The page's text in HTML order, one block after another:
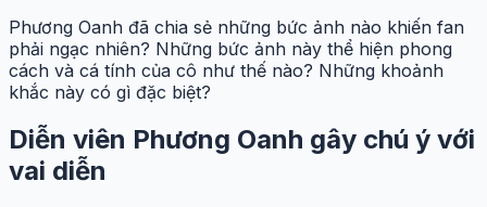
Phương Oanh đã chia sẻ những bức ảnh nào khiến fan
phải ngạc nhiên? Những bức ảnh này thể hiện phong
cách và cá tính của cô như thế nào? Những khoảnh
khắc này có gì đặc biệt?
Diễn viên Phương Oanh gây chú ý với
vai diễn